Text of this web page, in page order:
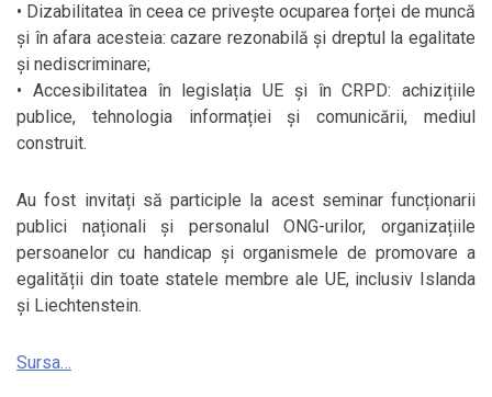
• Dizabilitatea în ceea ce privește ocuparea forței de muncă
și în afara acesteia: cazare rezonabilă și dreptul la egalitate
și nediscriminare;
• Accesibilitatea în legislația UE și în CRPD: achizițiile
publice, tehnologia informației și comunicării, mediul
construit.
Au fost invitați să participle la acest seminar funcționarii
publici naționali și personalul ONG-urilor, organizațiile
persoanelor cu handicap și organismele de promovare a
egalității din toate statele membre ale UE, inclusiv Islanda
și Liechtenstein.
Sursa…